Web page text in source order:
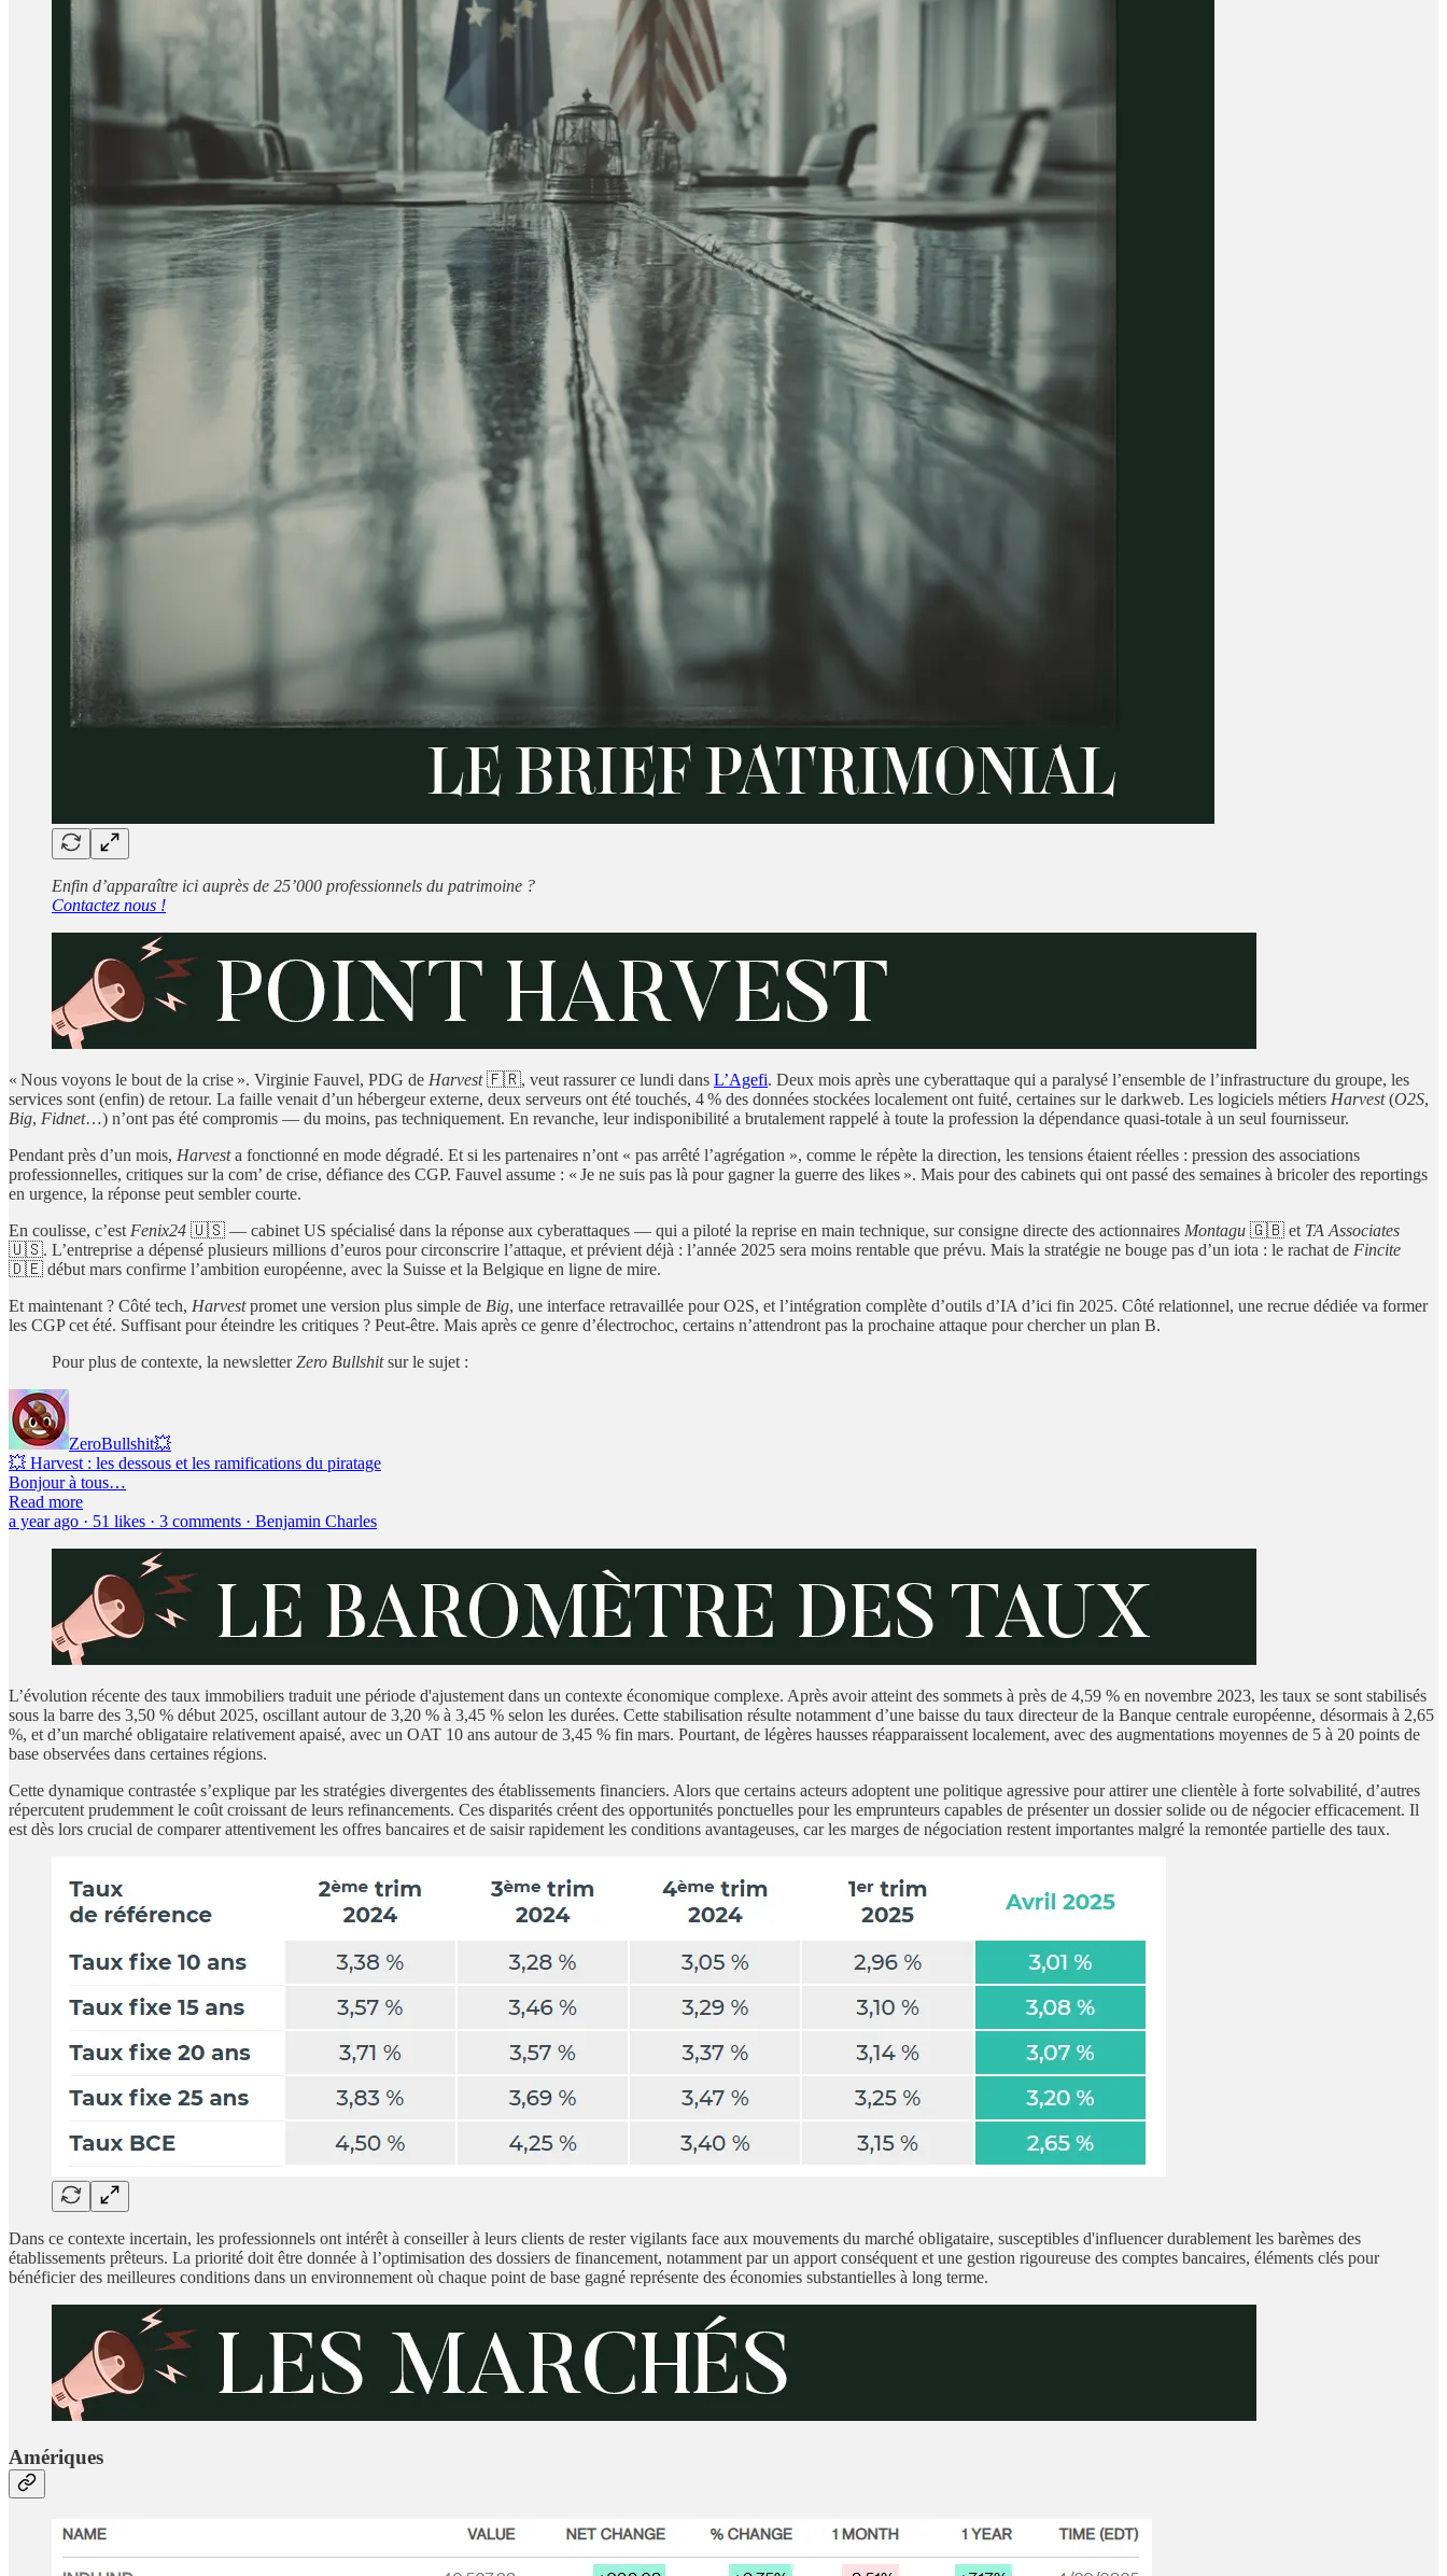
Enfin d’apparaître ici auprès de 25’000 professionnels du patrimoine ?
Contactez nous !
« Nous voyons le bout de la crise ». Virginie Fauvel, PDG de Harvest🇫🇷, veut rassurer ce lundi dans L’Agefi. Deux mois après une cyberattaque qui a paralysé l’ensemble de l’infrastructure du groupe, les
services sont (enfin) de retour. La faille venait d’un hébergeur externe, deux serveurs ont été touchés, 4 % des données stockées localement ont fuité, certaines sur le darkweb. Les logiciels métiers Harvest(O2S,
Big, Fidnet…) n’ont pas été compromis — du moins, pas techniquement. En revanche, leur indisponibilité a brutalement rappelé à toute la profession la dépendance quasi-totale à un seul fournisseur.
Pendant près d’un mois, Harvesta fonctionné en mode dégradé. Et si les partenaires n’ont « pas arrêté l’agrégation », comme le répète la direction, les tensions étaient réelles : pression des associations
professionnelles, critiques sur la com’ de crise, défiance des CGP. Fauvel assume : « Je ne suis pas là pour gagner la guerre des likes ». Mais pour des cabinets qui ont passé des semaines à bricoler des reportings
en urgence, la réponse peut sembler courte.
En coulisse, c’est Fenix24 🇺🇸 — cabinet US spécialisé dans la réponse aux cyberattaques — qui a piloté la reprise en main technique, sur consigne directe des actionnaires Montagu 🇬🇧 et TA Associates
🇺🇸. L’entreprise a dépensé plusieurs millions d’euros pour circonscrire l’attaque, et prévient déjà : l’année 2025 sera moins rentable que prévu. Mais la stratégie ne bouge pas d’un iota : le rachat de Fincite
🇩🇪 début mars confirme l’ambition européenne, avec la Suisse et la Belgique en ligne de mire.
Et maintenant ? Côté tech, Harvestpromet une version plus simple de Big, une interface retravaillée pour O2S, et l’intégration complète d’outils d’IA d’ici fin 2025. Côté relationnel, une recrue dédiée va former
les CGP cet été. Suffisant pour éteindre les critiques ? Peut-être. Mais après ce genre d’électrochoc, certains n’attendront pas la prochaine attaque pour chercher un plan B.
Pour plus de contexte, la newsletterZero Bullshitsur le sujet :
ZeroBullshit💥
💥 Harvest : les dessous et les ramifications du piratage
Bonjour à tous…
Read more
a year ago · 51 likes · 3 comments · Benjamin Charles
L’évolution récente des taux immobiliers traduit une période d'ajustement dans un contexte économique complexe. Après avoir atteint des sommets à près de 4,59 % en novembre 2023, les taux se sont stabilisés
sous la barre des 3,50 % début 2025, oscillant autour de 3,20 % à 3,45 % selon les durées. Cette stabilisation résulte notamment d’une baisse du taux directeur de la Banque centrale européenne, désormais à 2,65
%, et d’un marché obligataire relativement apaisé, avec un OAT 10 ans autour de 3,45 % fin mars. Pourtant, de légères hausses réapparaissent localement, avec des augmentations moyennes de 5 à 20 points de
base observées dans certaines régions.
Cette dynamique contrastée s’explique par les stratégies divergentes des établissements financiers. Alors que certains acteurs adoptent une politique agressive pour attirer une clientèle à forte solvabilité, d’autres
répercutent prudemment le coût croissant de leurs refinancements. Ces disparités créent des opportunités ponctuelles pour les emprunteurs capables de présenter un dossier solide ou de négocier efficacement. Il
est dès lors crucial de comparer attentivement les offres bancaires et de saisir rapidement les conditions avantageuses, car les marges de négociation restent importantes malgré la remontée partielle des taux.
Dans ce contexte incertain, les professionnels ont intérêt à conseiller à leurs clients de rester vigilants face aux mouvements du marché obligataire, susceptibles d'influencer durablement les barèmes des
établissements prêteurs. La priorité doit être donnée à l’optimisation des dossiers de financement, notamment par un apport conséquent et une gestion rigoureuse des comptes bancaires, éléments clés pour
bénéficier des meilleures conditions dans un environnement où chaque point de base gagné représente des économies substantielles à long terme.
Amériques